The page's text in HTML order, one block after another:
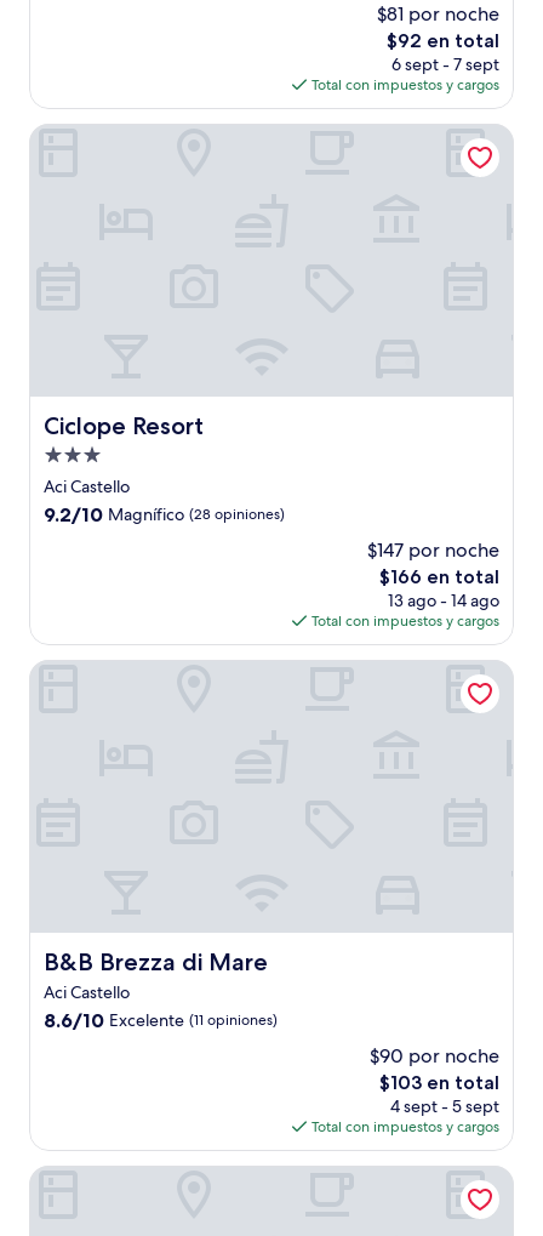
$81 por noche
El
precio
actual
es
de
$92 en total
6 sept - 7 sept
Total con impuestos y cargos
Ciclope Resort
Ciclope Resort
Propiedad
de
3.0
Aci Castello
9.2
9.2/10 Magnífico (28 opiniones)
$147 por noche
El
precio
actual
es
de
$166 en total
13 ago - 14 ago
Total con impuestos y cargos
Ciclope Resort
B&B Brezza di Mare
B&B Brezza di Mare
Aci Castello
8.6
8.6/10 Excelente (11 opiniones)
$90 por noche
El
precio
actual
es
de
$103 en total
4 sept - 5 sept
Total con impuestos y cargos
B&B Brezza di Mare
Villa delle Palme